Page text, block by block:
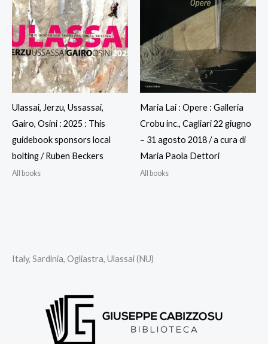
Ulassai, Jerzu, Ussassai,
Gairo, Osini : 2025 : This
guidebook sponsors local
bolting / Ruben Beckers
All books
Maria Lai : Opere : Galleria
Crobu inc., Cagliari 22 giugno
– 31 agosto 2018 / a cura di
Maria Paola Dettori
All books
Italy, Sardinia, Ogliastra, Ulassai (NU)